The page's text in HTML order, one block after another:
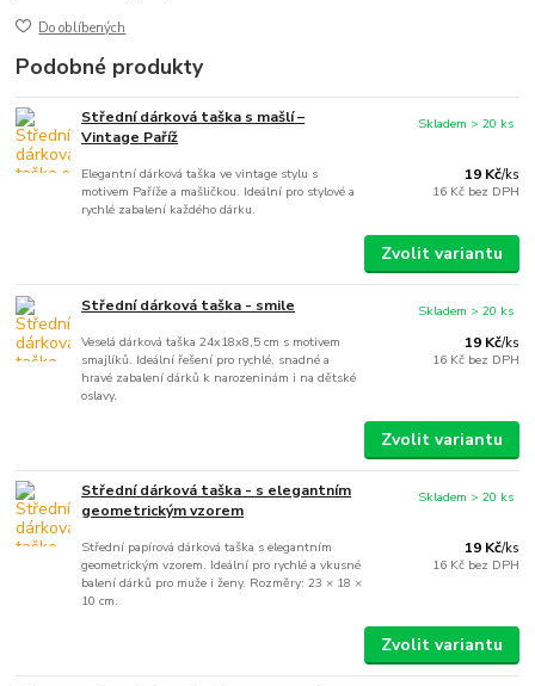
Do oblíbených
Podobné produkty
Střední dárková taška s mašlí –
Vintage Paříž
Elegantní dárková taška ve vintage stylu s
motivem Paříže a mašličkou. Ideální pro stylové a
rychlé zabalení každého dárku.
19 Kč/ks
16 Kč bez DPH
Skladem > 20 ks
Zvolit variantu
Střední dárková taška - smile
Veselá dárková taška 24x18x8,5 cm s motivem
smajlíků. Ideální řešení pro rychlé, snadné a
hravé zabalení dárků k narozeninám i na dětské
oslavy.
19 Kč/ks
16 Kč bez DPH
Skladem > 20 ks
Zvolit variantu
Střední dárková taška - s elegantním
geometrickým vzorem
Střední papírová dárková taška s elegantním
geometrickým vzorem. Ideální pro rychlé a vkusné
balení dárků pro muže i ženy. Rozměry: 23 × 18 ×
10 cm.
19 Kč/ks
16 Kč bez DPH
Skladem > 20 ks
Zvolit variantu